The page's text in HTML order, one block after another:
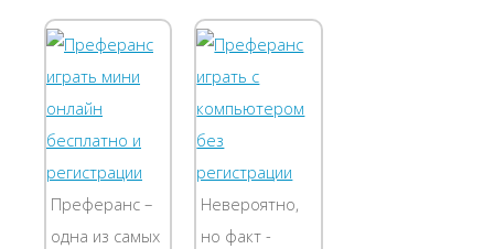
расчет и
сообразительность
игрока.
Появилась с
середине XIX
века в
России....
распространилась
в России в
середине
девятнадцатого
века.
Предпочтение
вист
Преферанс –
одна из самых
Невероятно,
но факт -